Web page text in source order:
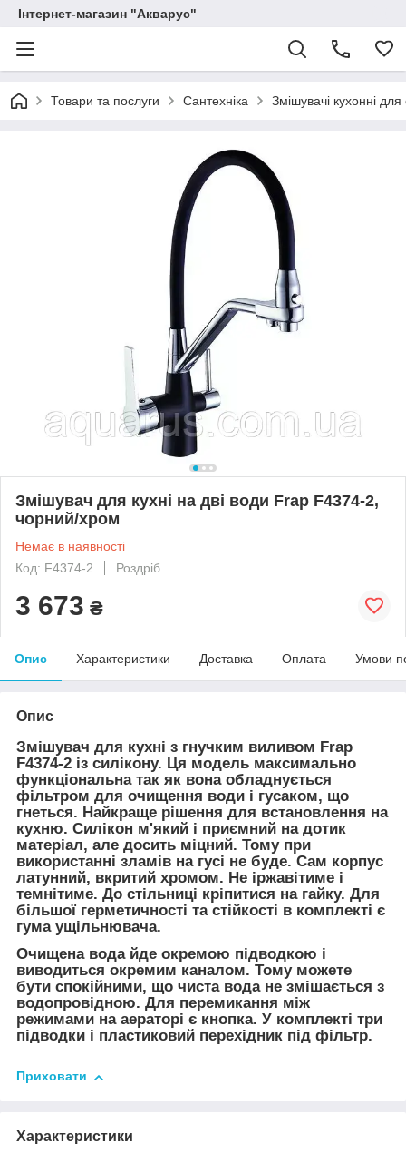
Інтернет-магазин "Акварус"
Товари та послуги Сантехніка Змішувачі кухонні
Змішувач для кухні на дві води Frap F4374-2,
чорний/хром
Немає в наявності
Код: F4374-2
Роздріб
3 673 ₴
Опис Характеристики Доставка Оплата Умови
Опис
Змішувач для кухні з гнучким виливом Frap
F4374-2 із силікону. Ця модель максимально
функціональна так як вона обладнується
фільтром для очищення води і гусаком, що
гнеться. Найкраще рішення для встановлення на
кухню. Силікон м'який і приємний на дотик
матеріал, але досить міцний. Тому при
використанні зламів на гусі не буде. Сам корпус
латунний, вкритий хромом. Не іржавітиме і
темнітиме. До стільниці кріпитися на гайку. Для
більшої герметичності та стійкості в комплекті є
гума ущільнювача.
Очищена вода йде окремою підводкою і
виводиться окремим каналом. Тому можете
бути спокійними, що чиста вода не змішається з
водопровідною. Для перемикання між
режимами на аераторі є кнопка. У комплекті три
підводки і пластиковий перехідник під фільтр.
Приховати
Характеристики